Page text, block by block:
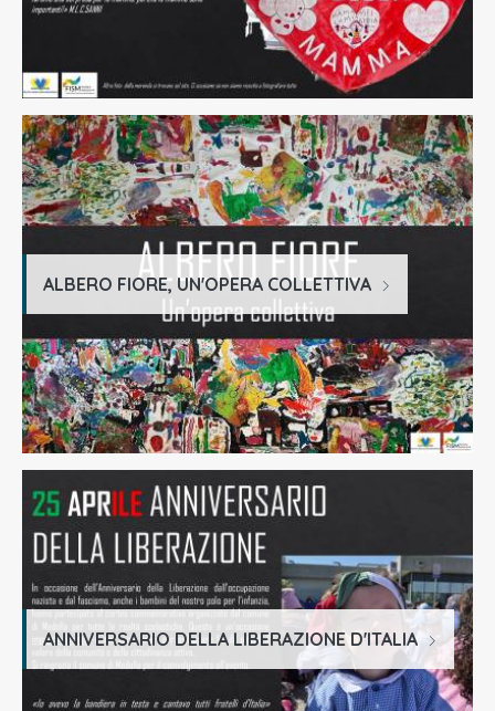
ALBERO FIORE, UN'OPERA COLLETTIVA
ANNIVERSARIO DELLA LIBERAZIONE D'ITALIA